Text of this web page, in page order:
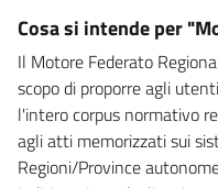
Cosa si intende per
Il Motore Federato
scopo di proporre agli
l'intero corpus normativo
agli atti memorizzati sui
Regioni/Province